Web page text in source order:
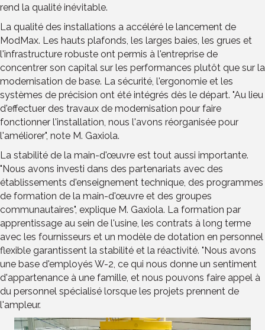
rend la qualité inévitable.
La qualité des installations a accéléré le lancement de
ModMax. Les hauts plafonds, les larges baies, les grues et
l'infrastructure robuste ont permis à l'entreprise de
concentrer son capital sur les performances plutôt que sur la
modernisation de base. La sécurité, l'ergonomie et les
systèmes de précision ont été intégrés dès le départ. "Au lieu
d'effectuer des travaux de modernisation pour faire
fonctionner l'installation, nous l'avons réorganisée pour
l'améliorer", note M. Gaxiola.
La stabilité de la main-d'œuvre est tout aussi importante.
"Nous avons investi dans des partenariats avec des
établissements d'enseignement technique, des programmes
de formation de la main-d'œuvre et des groupes
communautaires", explique M. Gaxiola. La formation par
apprentissage au sein de l'usine, les contrats à long terme
avec les fournisseurs et un modèle de dotation en personnel
flexible garantissent la stabilité et la réactivité. "Nous avons
une base d'employés W-2, ce qui nous donne un sentiment
d'appartenance à une famille, et nous pouvons faire appel à
du personnel spécialisé lorsque les projets prennent de
l'ampleur.